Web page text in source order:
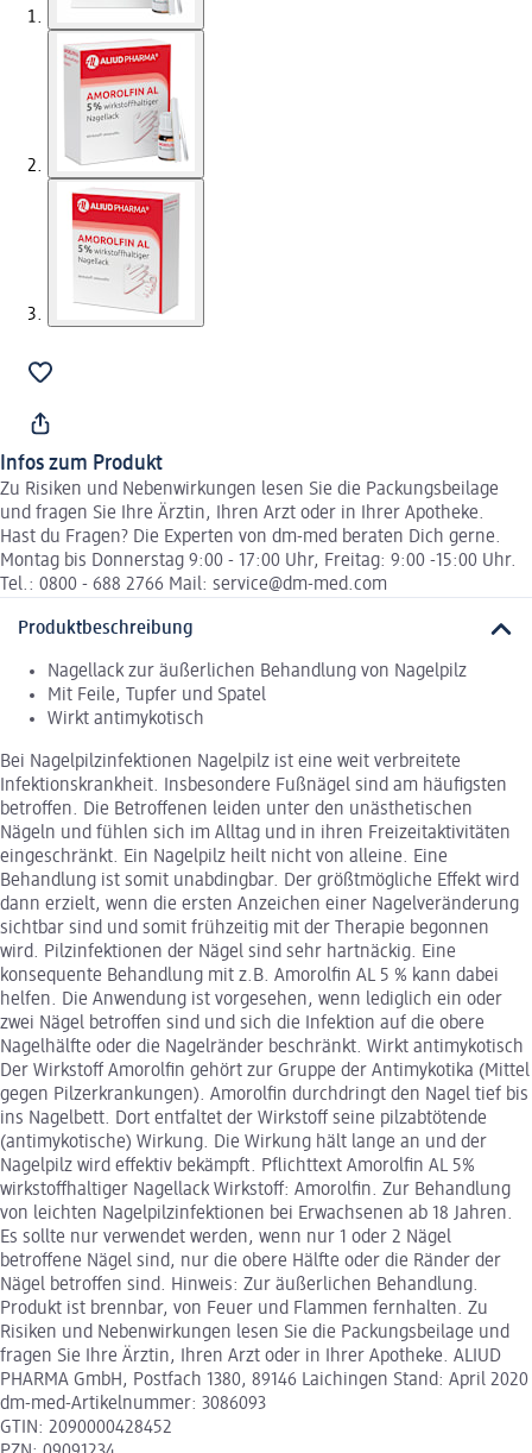
Infos zum Produkt
Zu Risiken und Nebenwirkungen lesen Sie die Packungsbeilage
und fragen Sie Ihre Ärztin, Ihren Arzt oder in Ihrer Apotheke.
Hast du Fragen? Die Experten von dm-med beraten Dich gerne.
Montag bis Donnerstag 9:00 - 17:00 Uhr, Freitag: 9:00 -15:00 Uhr.
Tel.: 0800 - 688 2766 Mail: service@dm-med.com
Produktbeschreibung
Nagellack zur äußerlichen Behandlung von Nagelpilz
Mit Feile, Tupfer und Spatel
Wirkt antimykotisch
Bei Nagelpilzinfektionen Nagelpilz ist eine weit verbreitete
Infektionskrankheit. Insbesondere Fußnägel sind am häufigsten
betroffen. Die Betroffenen leiden unter den unästhetischen
Nägeln und fühlen sich im Alltag und in ihren Freizeitaktivitäten
eingeschränkt. Ein Nagelpilz heilt nicht von alleine. Eine
Behandlung ist somit unabdingbar. Der größtmögliche Effekt wird
dann erzielt, wenn die ersten Anzeichen einer Nagelveränderung
sichtbar sind und somit frühzeitig mit der Therapie begonnen
wird. Pilzinfektionen der Nägel sind sehr hartnäckig. Eine
konsequente Behandlung mit z.B. Amorolfin AL 5 % kann dabei
helfen. Die Anwendung ist vorgesehen, wenn lediglich ein oder
zwei Nägel betroffen sind und sich die Infektion auf die obere
Nagelhälfte oder die Nagelränder beschränkt. Wirkt antimykotisch
Der Wirkstoff Amorolfin gehört zur Gruppe der Antimykotika (Mittel
gegen Pilzerkrankungen). Amorolfin durchdringt den Nagel tief bis
ins Nagelbett. Dort entfaltet der Wirkstoff seine pilzabtötende
(antimykotische) Wirkung. Die Wirkung hält lange an und der
Nagelpilz wird effektiv bekämpft. Pflichttext Amorolfin AL 5%
wirkstoffhaltiger Nagellack Wirkstoff: Amorolfin. Zur Behandlung
von leichten Nagelpilzinfektionen bei Erwachsenen ab 18 Jahren.
Es sollte nur verwendet werden, wenn nur 1 oder 2 Nägel
betroffene Nägel sind, nur die obere Hälfte oder die Ränder der
Nägel betroffen sind. Hinweis: Zur äußerlichen Behandlung.
Produkt ist brennbar, von Feuer und Flammen fernhalten. Zu
Risiken und Nebenwirkungen lesen Sie die Packungsbeilage und
fragen Sie Ihre Ärztin, Ihren Arzt oder in Ihrer Apotheke. ALIUD
PHARMA GmbH, Postfach 1380, 89146 Laichingen Stand: April 2020
dm-med-Artikelnummer: 3086093
GTIN: 2090000428452